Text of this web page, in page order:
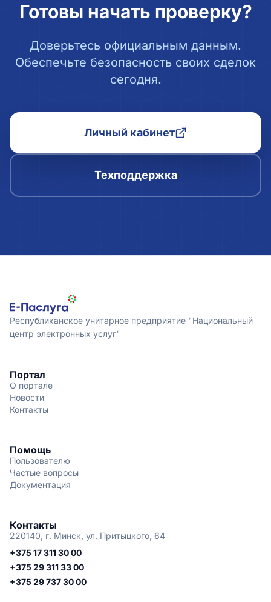
Готовы начать проверку?
Доверьтесь официальным данным.
Обеспечьте безопасность своих сделок
сегодня.
Личный кабинет
Техподдержка
Республиканское унитарное предприятие "Национальный
центр электронных услуг"
Портал
О портале
Новости
Контакты
Помощь
Пользователю
Частые вопросы
Документация
Контакты
220140, г. Минск, ул. Притыцкого, 64
+375 17 311 30 00
+375 29 311 33 00
+375 29 737 30 00